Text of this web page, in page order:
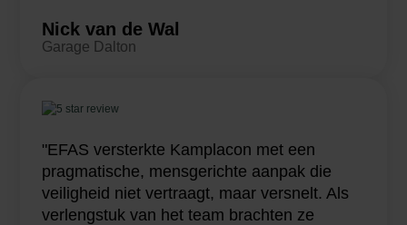
Nick van de Wal
Garage Dalton
"EFAS versterkte Kamplacon met een
pragmatische, mensgerichte aanpak die
veiligheid niet vertraagt, maar versnelt. Als
verlengstuk van het team brachten ze